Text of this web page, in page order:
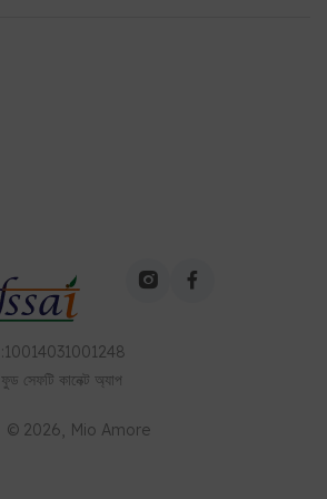
:10014031001248
ফুড সেফটি কানেক্ট অ্যাপ
© 2026 , Mio Amore